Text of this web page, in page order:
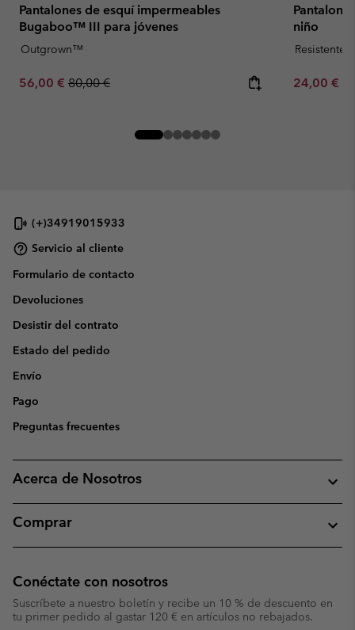
Pantalones de esquí impermeables
Bugaboo™ III para jóvenes
Outgrown™
Sale price:
56,00 € Regular price:
80,00 €
niño
Resistente
Minimum
24,00 €
(+)34919015933
Servicio al cliente
Formulario de contacto
Devoluciones
Desistir del contrato
Estado del pedido
Envío
Pago
Preguntas frecuentes
Acerca de Nosotros
Comprar
Conéctate con nosotros
Suscríbete a nuestro boletín y recibe un 10 % de descuento en
tu primer pedido al gastar 120 € en artículos no rebajados.